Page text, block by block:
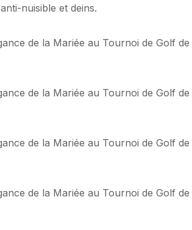
nuisible et deins.
de la Mariée au Tournoi de Golf de
de la Mariée au Tournoi de Golf de
de la Mariée au Tournoi de Golf de
de la Mariée au Tournoi de Golf de